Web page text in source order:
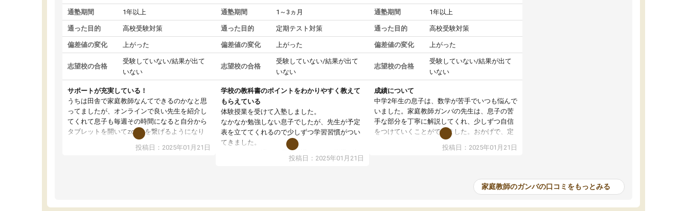
通塾期間 1年以上
通った目的 高校受験対策
偏差値の変化 上がった
志望校の合格
受験していない/結果が出て
いない
サポートが充実している！
うちは田舎で家庭教師なんてできるのかなと思
ってましたが、オンラインで良い先生を紹介し
てくれて息子も毎週その時間になると自分から
タブレットを開いてzoomを繋げるようになり
ました！5科目なんでもOKなのもとても気に入
投稿日：2025年01月21日
通塾期間 1～3ヵ月
通った目的 定期テスト対策
偏差値の変化 上がった
志望校の合格
受験していない/結果が出て
いない
学校の教科書のポイントをわかりやすく教えて
もらえている
体験授業を受けて入塾しました。
なかなか勉強しない息子でしたが、先生が予定
表を立ててくれるので少しずつ学習習慣がつい
てきました。
オンラインで週に一度の受講ですが、指導が無
い日も予定表に基づいて勉強したり、LINEでわ
投稿日：2025年01月21日
通塾期間 1年以上
通った目的 高校受験対策
偏差値の変化 上がった
志望校の合格
受験していない/結果が出て
いない
成績について
中学2年生の息子は、数学が苦手でいつも悩んで
いました。家庭教師ガンバの先生は、息子の苦
手な部分を丁寧に解説してくれ、少しずつ自信
をつけていくことができました。おかげで、定
期テストの成績が10点以上アップし、本人もと
投稿日：2025年01月21日
家庭教師のガンバの口コミをもっとみる